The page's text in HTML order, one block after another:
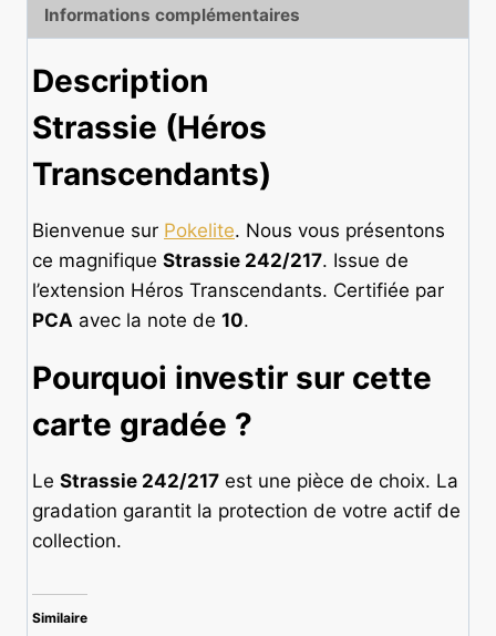
Informations complémentaires
Description
Strassie (Héros
Transcendants)
Bienvenue sur Pokelite. Nous vous présentons
ce magnifique Strassie 242/217. Issue de
l’extension Héros Transcendants. Certifiée par
PCA avec la note de 10.
Pourquoi investir sur cette
carte gradée ?
Le Strassie 242/217 est une pièce de choix. La
gradation garantit la protection de votre actif de
collection.
Similaire